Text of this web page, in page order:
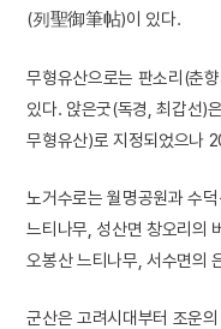
(列聖御筆帖)이 있다.
무형유산으로는 판소리(춘
있다. 앉은굿(독경, 최갑선)
무형유산)로 지정되었으나
노거수로는 월명공원과 수
느티나무, 성산면 창오리의
오봉산 느티나무, 서수면의
군산은 고려시대부터 조운